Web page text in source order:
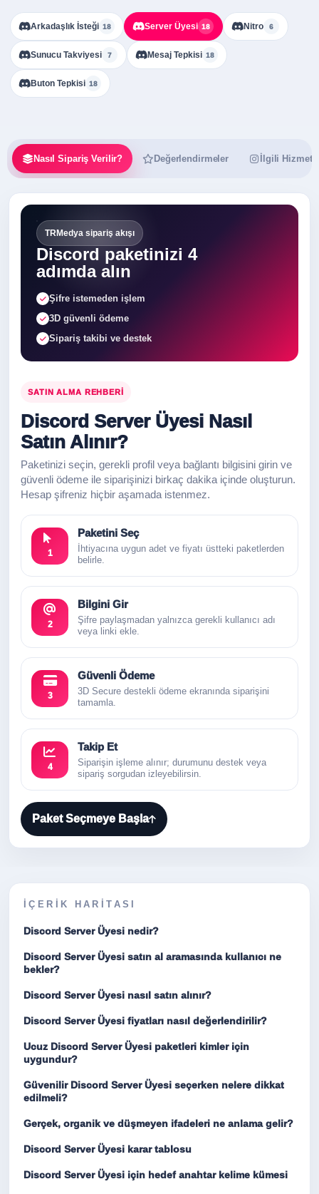
Arkadaşlık İsteği 18 Server Üyesi 18 Nitro 6
Sunucu Takviyesi 7 Mesaj Tepkisi 18
Buton Tepkisi 18
Nasıl Sipariş Verilir? Değerlendirmeler İlgili
TRMedya sipariş akışı
Discord paketinizi 4
adımda alın
Şifre istemeden işlem
3D güvenli ödeme
Sipariş takibi ve destek
SATIN ALMA REHBERI
Discord Server Üyesi Nasıl
Satın Alınır?
Paketinizi seçin, gerekli profil veya bağlantı bilgisini girin ve
güvenli ödeme ile siparişinizi birkaç dakika içinde oluşturun.
Hesap şifreniz hiçbir aşamada istenmez.
1
Paketini Seç
İhtiyacına uygun adet ve fiyatı üstteki paketlerden
belirle.
2
Bilgini Gir
Şifre paylaşmadan yalnızca gerekli kullanıcı adı
veya linki ekle.
3
Güvenli Ödeme
3D Secure destekli ödeme ekranında siparişini
tamamla.
4
Takip Et
Siparişin işleme alınır; durumunu destek veya
sipariş sorgudan izleyebilirsin.
Paket Seçmeye Başla
İÇERIK HARITASI
Discord Server Üyesi nedir?
Discord Server Üyesi satın al aramasında kullanıcı ne
bekler?
Discord Server Üyesi nasıl satın alınır?
Discord Server Üyesi fiyatları nasıl değerlendirilir?
Ucuz Discord Server Üyesi paketleri kimler için
uygundur?
Güvenilir Discord Server Üyesi seçerken nelere dikkat
edilmeli?
Gerçek, organik ve düşmeyen ifadeleri ne anlama gelir?
Discord Server Üyesi karar tablosu
Discord Server Üyesi için hedef anahtar kelime kümesi